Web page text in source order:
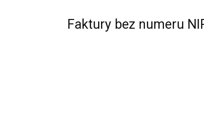
Faktury bez numeru